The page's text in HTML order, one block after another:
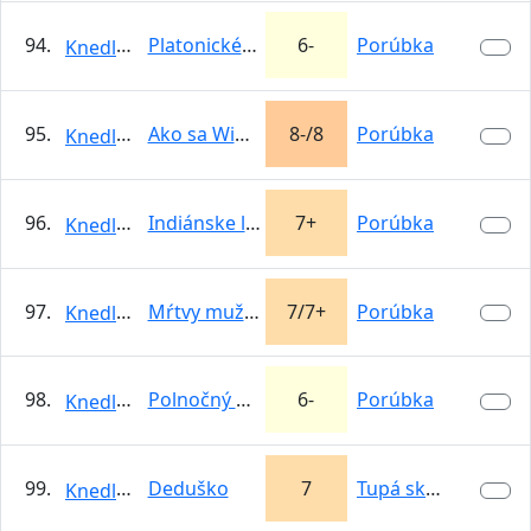
94. KnedloVepro Platonické lásky 6- Porúbka
95. KnedloVepro Ako sa Winco zaťal 8-/8 Porúbka
96. KnedloVepro Indiánske leto 7+ Porúbka
97. KnedloVepro Mŕtvy muž prichádza 7/7+ Porúbka
98. KnedloVepro Polnočný kovboj 6- Porúbka
99. KnedloVepro Deduško 7 Tupá skala